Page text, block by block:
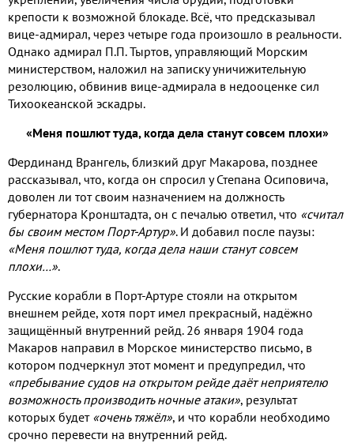
крепости к возможной блокаде. Всё, что предсказывал
вице-адмирал, через четыре года произошло в реальности.
Однако адмирал П.П. Тыртов, управляющий Морским
министерством, наложил на записку уничижительную
резолюцию, обвинив вице-адмирала в недооценке сил
Тихоокеанской эскадры.
«Меня пошлют туда, когда дела станут совсем плохи»
Фердинанд Врангель, близкий друг Макарова, позднее
рассказывал, что, когда он спросил у Степана Осиповича,
доволен ли тот своим назначением на должность
губернатора Кронштадта, он с печалью ответил, что «считал
бы своим местом Порт-Артур». И добавил после паузы:
«Меня пошлют туда, когда дела наши станут совсем
плохи…».
Русские корабли в Порт-Артуре стояли на открытом
внешнем рейде, хотя порт имел прекрасный, надёжно
защищённый внутренний рейд. 26 января 1904 года
Макаров направил в Морское министерство письмо, в
котором подчеркнул этот момент и предупредил, что
«пребывание судов на открытом рейде даёт неприятелю
возможность производить ночные атаки», результат
которых будет «очень тяжёл», и что корабли необходимо
срочно перевести на внутренний рейд.